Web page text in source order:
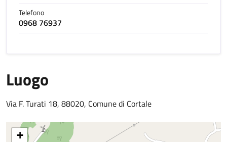
Telefono
0968 76937
Luogo
Via F. Turati 18, 88020, Comune di Cortale
+